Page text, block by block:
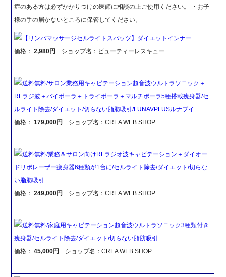
症のある方は必ずかかりつけの医師に相談の上ご使用ください。 ・お子
様の手の届かないところに保管してください。
【リンパマッサージセルライトスパッツ】ダイエットインナー
価格：2,980円 ショップ名：ビューティーレスキュー
送料無料/サロン業務用キャビテーション超音波ウルトラソニック＋
RFラジ波＋バイポーラ＋トライポーラ＋マルチポーラ5種搭載痩身器/セ
ルライト除去/ダイエット/切らない脂肪吸引/LUNAVPLUSルナブイ
価格：179,000円 ショップ名：CREA WEB SHOP
送料無料/業務＆サロン向けRFラジオ波キャビテーション＋ダイオー
ドリポレーザー痩身器6種類が1台に/セルライト除去/ダイエット/切らな
い脂肪吸引
価格：249,000円 ショップ名：CREA WEB SHOP
送料無料/家庭用キャビテーション超音波ウルトラソニック3種類付き
痩身器/セルライト除去/ダイエット/切らない脂肪吸引
価格：45,000円 ショップ名：CREA WEB SHOP